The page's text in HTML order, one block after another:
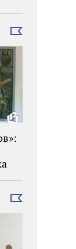
Выбрать
Выбрать